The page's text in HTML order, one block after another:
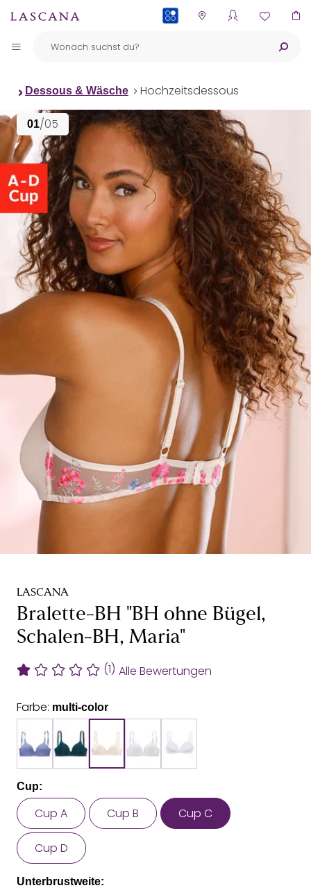
Dessous & Wäsche Hochzeitsdessous
01/05
LASCANA
Bralette-BH "BH ohne Bügel,
Schalen-BH, Maria"
(1) Alle Bewertungen
Farbe: multi-color
Cup:
Cup A Cup B Cup C
Cup D
Unterbrustweite: